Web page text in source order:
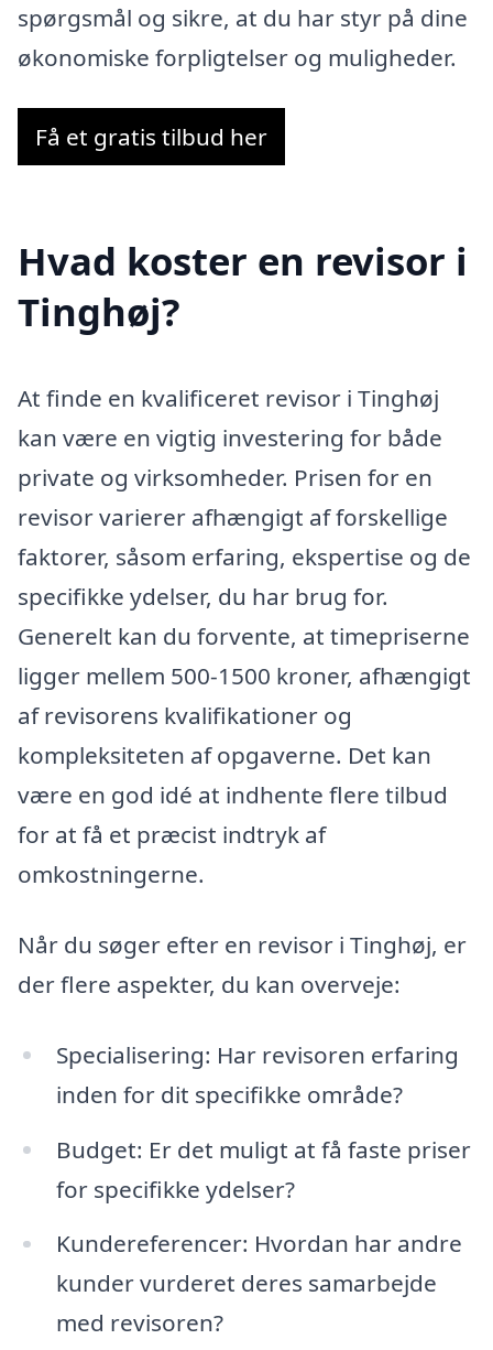
spørgsmål og sikre, at du har styr på dine
økonomiske forpligtelser og muligheder.
Få et gratis tilbud her
Hvad koster en revisor i
Tinghøj?
At finde en kvalificeret revisor i Tinghøj
kan være en vigtig investering for både
private og virksomheder. Prisen for en
revisor varierer afhængigt af forskellige
faktorer, såsom erfaring, ekspertise og de
specifikke ydelser, du har brug for.
Generelt kan du forvente, at timepriserne
ligger mellem 500-1500 kroner, afhængigt
af revisorens kvalifikationer og
kompleksiteten af opgaverne. Det kan
være en god idé at indhente flere tilbud
for at få et præcist indtryk af
omkostningerne.
Når du søger efter en revisor i Tinghøj, er
der flere aspekter, du kan overveje:
Specialisering: Har revisoren erfaring
inden for dit specifikke område?
Budget: Er det muligt at få faste priser
for specifikke ydelser?
Kundereferencer: Hvordan har andre
kunder vurderet deres samarbejde
med revisoren?